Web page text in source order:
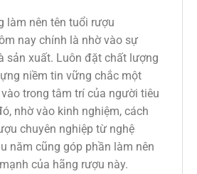
làm nên tên tuổi rượu
nay chính là nhờ vào sự
sản xuất. Luôn đặt chất lượng
niềm tin vững chắc một
trong tâm trí của người tiêu
nhờ vào kinh nghiệm, cách
chuyên nghiệp từ nghệ
năm cũng góp phần làm nên
của hãng rượu này.